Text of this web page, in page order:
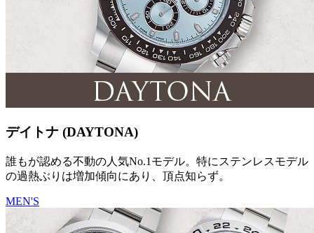
デイトナ (DAYTONA)
誰もが認める不動の人気No.1モデル。特にステンレスモデル
の過熱ぶりは増加傾向にあり、頂点知らず。
MEN'S